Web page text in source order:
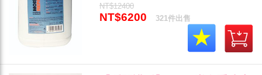
NT$12400
NT$6200 321件出售